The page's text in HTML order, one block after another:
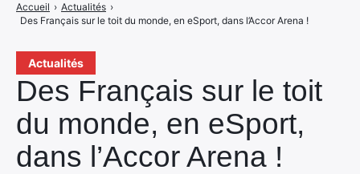
Actualités
Des Français sur le toit
du monde, en eSport,
dans l’Accor Arena !
Accueil › Actualités ›
Des Français sur le toit du monde, en eSport, dans l’Accor Arena !